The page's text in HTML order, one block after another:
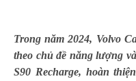
Trong năm 2024, Volvo
theo chủ đề năng lượng
S90 Recharge, hoàn